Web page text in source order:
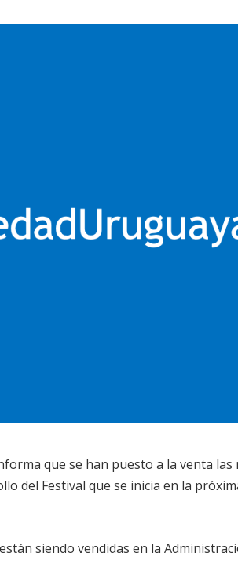
que se han puesto a la venta las
del Festival que se inicia en la
siendo vendidas en la